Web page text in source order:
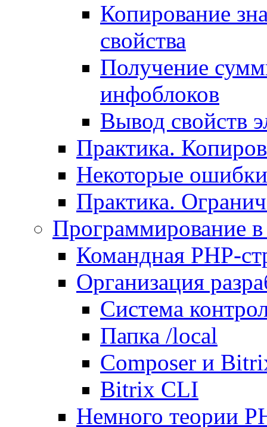
Копирование
свойства
Получение
инфоблоков
Вывод свойств
Практика.
Некоторые
Практика.
Программирование
Командная PHP-
Организация
Система
Папка /local
Composer и
Bitrix CLI
Немного теории